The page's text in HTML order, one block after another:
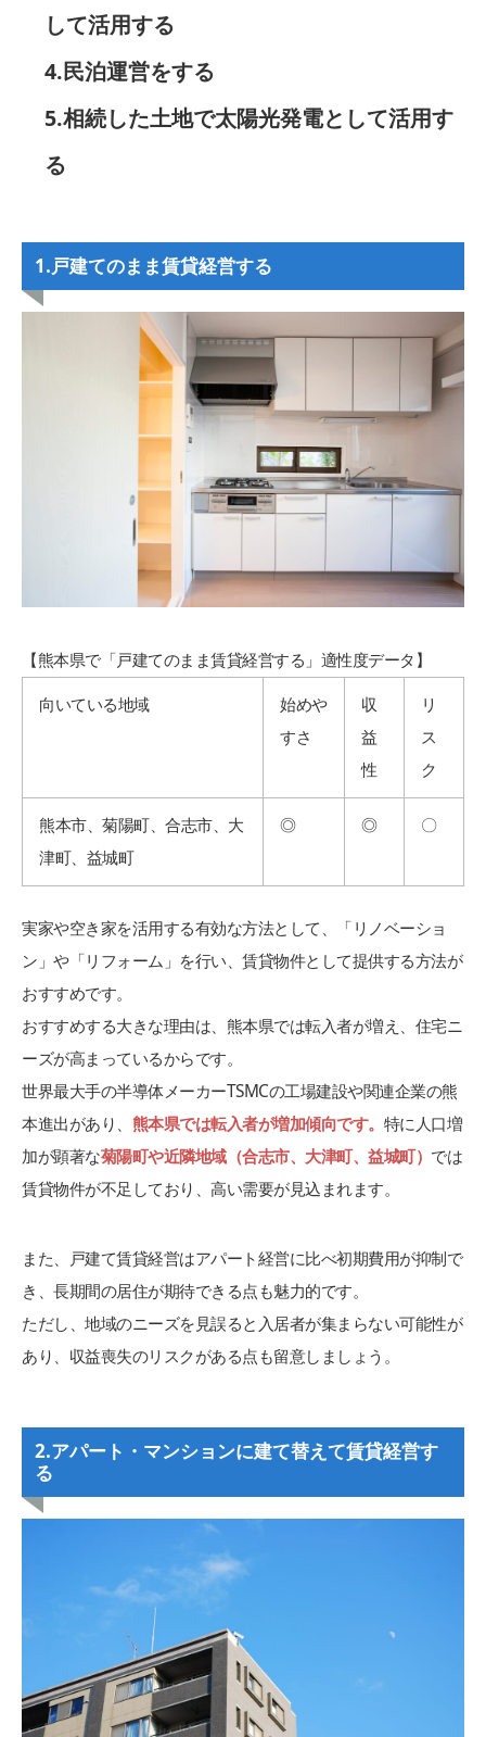
して活用する
4.民泊運営をする
5.相続した土地で太陽光発電として活用す
る
1.戸建てのまま賃貸経営する
【熊本県で「戸建てのまま賃貸経営する」適性度データ】
向いている地域
始めや
すさ
収
益
性
リ
ス
ク
熊本市、菊陽町、合志市、大
津町、益城町
◎ ◎ 〇
実家や空き家を活用する有効な方法として、「リノベーショ
ン」や「リフォーム」を行い、賃貸物件として提供する方法が
おすすめです。
おすすめする大きな理由は、熊本県では転入者が増え、住宅ニ
ーズが高まっているからです。
世界最大手の半導体メーカーTSMCの工場建設や関連企業の熊
本進出があり、 熊本県では転入者が増加傾向です。 特に人口増
加が顕著な菊陽町や近隣地域（合志市、大津町、益城町） では
賃貸物件が不足しており、高い需要が見込まれます。
また、戸建て賃貸経営はアパート経営に比べ初期費用が抑制で
き、長期間の居住が期待できる点も魅力的です。
ただし、地域のニーズを見誤ると入居者が集まらない可能性が
あり、収益喪失のリスクがある点も留意しましょう。
2.アパート・マンションに建て替えて賃貸経営す
る